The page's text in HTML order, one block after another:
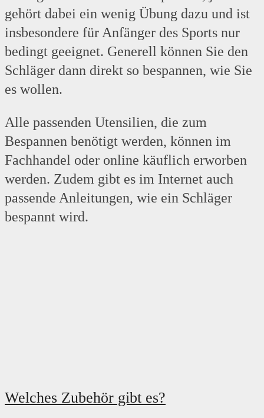
gehört dabei ein wenig Übung dazu und ist
insbesondere für Anfänger des Sports nur
bedingt geeignet. Generell können Sie den
Schläger dann direkt so bespannen, wie Sie
es wollen.
Alle passenden Utensilien, die zum
Bespannen benötigt werden, können im
Fachhandel oder online käuflich erworben
werden. Zudem gibt es im Internet auch
passende Anleitungen, wie ein Schläger
bespannt wird.
Welches Zubehör gibt es?